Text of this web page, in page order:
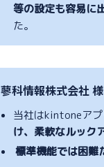
等の設定も容易に
た。
蓼科情報株式会社 様
当社はkintoneアプ
け、柔軟なルック
標準機能では困難